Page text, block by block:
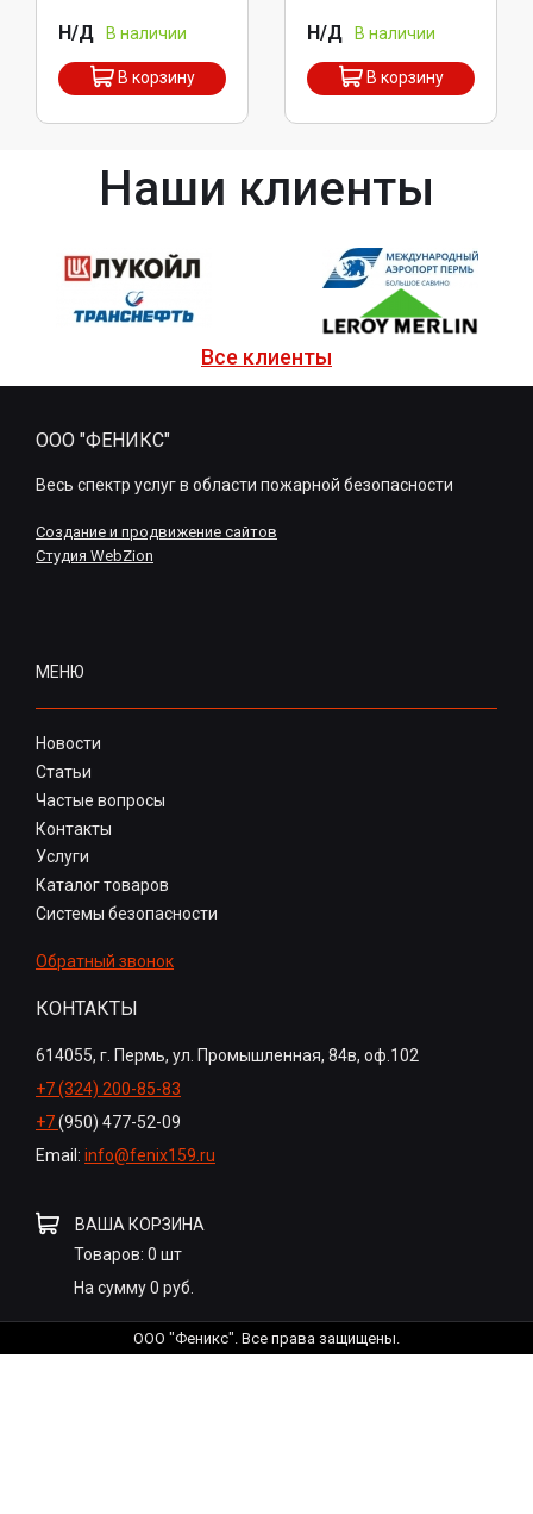
Н/Д В наличии
В корзину
Н/Д В наличии
В корзину
Наши клиенты
Все клиенты
ООО "ФЕНИКС"
Весь спектр услуг в области пожарной безопасности
Создание и продвижение сайтов
Студия WebZion
МЕНЮ
Новости
Статьи
Частые вопросы
Контакты
Услуги
Каталог товаров
Системы безопасности
Обратный звонок
КОНТАКТЫ
614055, г. Пермь, ул. Промышленная, 84в, оф.102
+7 (324) 200-85-83
+7(950) 477-52-09
Email: info@fenix159.ru
ВАША КОРЗИНА
Товаров: 0 шт
На сумму0 руб.
ООО "Феникс". Все права защищены.